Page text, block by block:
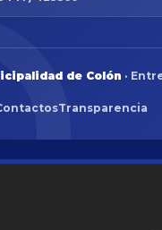
de Colón ·
Transparencia